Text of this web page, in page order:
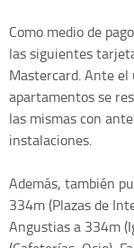
Como medio de
las siguientes
Mastercard. Ante el
apartamentos se
las mismas con
instalaciones.
Además, también
334m (Plazas de
Angustias a 334m